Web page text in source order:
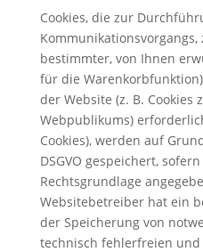
Cookies, die zur
bestimmter, von Ihnen
für die
der Website (z. B. Cookies
Webpublikums)
Cookies), werden auf
DSGVO gespeichert,
Rechtsgrundlage
Websitebetreiber hat ein
der Speicherung von
technisch fehlerfreien